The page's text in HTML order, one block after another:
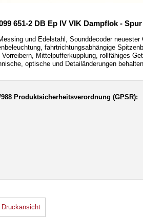
651-2 DB Ep IV VIK Dampflok - Spur
und Edelstahl, Sounddecoder
fahrtrichtungsabhängige
Mittelpufferkupplung, rollfähiges
optische und Detailänderungen
Produktsicherheitsverordnung (GPSR):
Druckansicht